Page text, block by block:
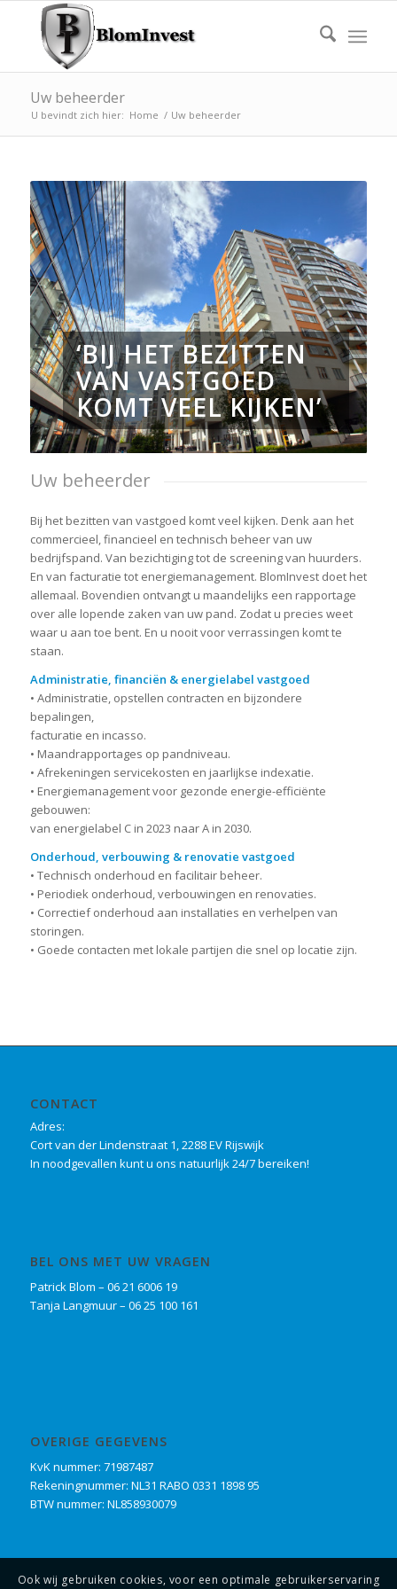
Uw beheerder
U bevindt zich hier: Home / Uw beheerder
‘BIJ HET BEZITTEN
VAN VASTGOED
KOMT VEEL KIJKEN’
Uw beheerder
Bij het bezitten van vastgoed komt veel kijken. Denk aan het
commercieel, financieel en technisch beheer van uw
bedrijfspand. Van bezichtiging tot de screening van huurders.
En van facturatie tot energiemanagement. BlomInvest doet het
allemaal. Bovendien ontvangt u maandelijks een rapportage
over alle lopende zaken van uw pand. Zodat u precies weet
waar u aan toe bent. En u nooit voor verrassingen komt te
staan.
Administratie, financiën & energielabel vastgoed
• Administratie, opstellen contracten en bijzondere
bepalingen,
facturatie en incasso.
• Maandrapportages op pandniveau.
• Afrekeningen servicekosten en jaarlijkse indexatie.
• Energiemanagement voor gezonde energie-efficiënte
gebouwen:
van energielabel C in 2023 naar A in 2030.
Onderhoud, verbouwing & renovatie vastgoed
• Technisch onderhoud en facilitair beheer.
• Periodiek onderhoud, verbouwingen en renovaties.
• Correctief onderhoud aan installaties en verhelpen van
storingen.
• Goede contacten met lokale partijen die snel op locatie zijn.
CONTACT
Adres:
Cort van der Lindenstraat 1, 2288 EV Rijswijk
In noodgevallen kunt u ons natuurlijk 24/7 bereiken!
BEL ONS MET UW VRAGEN
Patrick Blom – 06 21 6006 19
Tanja Langmuur – 06 25 100 161
OVERIGE GEGEVENS
KvK nummer: 71987487
Rekeningnummer: NL31 RABO 0331 1898 95
BTW nummer: NL858930079
Ook wij gebruiken cookies, voor een optimale gebruikerservaring